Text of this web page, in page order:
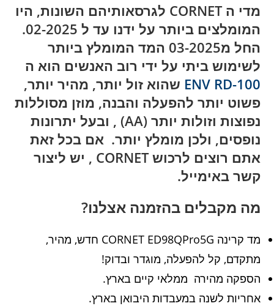
מדי ה CORNET לגרסאותיהם השונות, היו
המומלצים ביותר על ידנו עד ל 02-2025.
החל מ03-2025 המד המומלץ ביותר
לשימוש ביתי על ידי רוב האנשים הוא ה
ENV RD-100 שהוא זול יותר, מהיר יותר,
פשוט יותר להפעלה והבנה, מוזן מסוללות
נפוצות וזולות יותר (AA) , ובעל יתרונות
נופסים, ולכן מומלץ יותר. אם בכל זאת
אתם רוצים לרכוש CORNET , יש ליצור
קשר באימייל.
מה מקבלים בהזמנה אצלנו?
מד קרינה CORNET ED98QPro5G חדש, מהיר,
מתקדם, קל להפעלה, מוגדר ובדוק!
הספקה מהירה ממלאי קיים בארץ.
אחריות לשנה במעבדות היבואן בארץ.